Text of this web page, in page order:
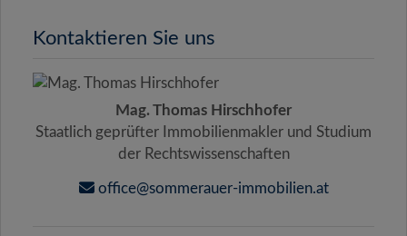
Kontaktieren Sie uns
Mag. Thomas Hirschhofer
Staatlich geprüfter Immobilienmakler und Studium
der Rechtswissenschaften
office@sommerauer-immobilien.at